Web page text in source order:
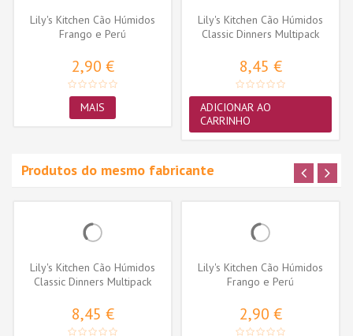
Lily's Kitchen Cão Húmidos
Frango e Perú
2,90 €
MAIS
Lily's Kitchen Cão Húmidos
Classic Dinners Multipack
8,45 €
ADICIONAR AO
CARRINHO
Produtos do mesmo fabricante
Lily's Kitchen Cão Húmidos
Classic Dinners Multipack
8,45 €
Lily's Kitchen Cão Húmidos
Frango e Perú
2,90 €